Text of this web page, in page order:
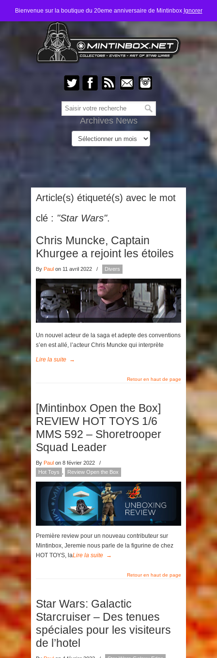
Bienvenue sur la boutique du 20eme anniversaire de Mintinbox Ignorer
Archives News
Article(s) étiqueté(s) avec le mot
clé : "Star Wars".
Chris Muncke, Captain
Khurgee a rejoint les étoiles
By Paul on 11 avril 2022 / Divers
Un nouvel acteur de la saga et adepte des conventions
s’en est allé, l’acteur Chris Muncke qui interprète
Lire la suite →
Retour en haut de page
[Mintinbox Open the Box]
REVIEW HOT TOYS 1/6
MMS 592 – Shoretrooper
Squad Leader
By Paul on 8 février 2022
/
Hot Toys
Review Open the Box
Première review pour un nouveau contributeur sur
Mintinbox, Jeremie nous parle de la figurine de chez
HOT TOYS, laLire la suite →
Retour en haut de page
Star Wars: Galactic
Starcruiser – Des tenues
spéciales pour les visiteurs
de l’hotel